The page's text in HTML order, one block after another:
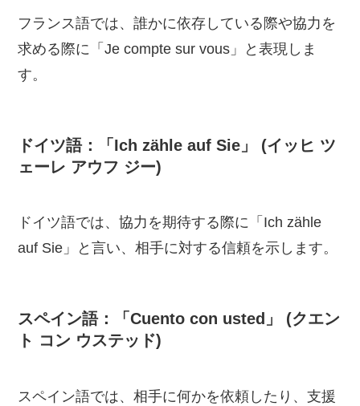
フランス語では、誰かに依存している際や協力を
求める際に「Je compte sur vous」と表現しま
す。
ドイツ語：「Ich zähle auf Sie」 (イッヒ ツ
ェーレ アウフ ジー)
ドイツ語では、協力を期待する際に「Ich zähle
auf Sie」と言い、相手に対する信頼を示します。
スペイン語：「Cuento con usted」 (クエン
ト コン ウステッド)
スペイン語では、相手に何かを依頼したり、支援